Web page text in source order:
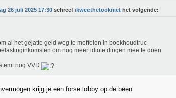
26 juli 2025 17:30 schreef ikweethetookniet het volgende:
al het gejatte geld weg te moffelen in boekhoudtruc
om nog meer idiote dingen mee te doen
nog VVD
krijg je een forse lobby op de been